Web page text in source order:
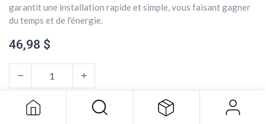
garantit une installation rapide et simple, vous faisant gagner
du temps et de l'énergie.
46,98 $
AJOUTER AU PANIER
46,98$